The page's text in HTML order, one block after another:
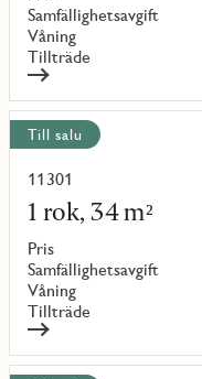
Samfällighetsavgift
Våning
Tillträde
{objectNumber}
Till salu
11301
1 rok, 34 m²
Pris
Samfällighetsavgift
Våning
Tillträde
Läs
mer
om
objekt
{objectNumber}